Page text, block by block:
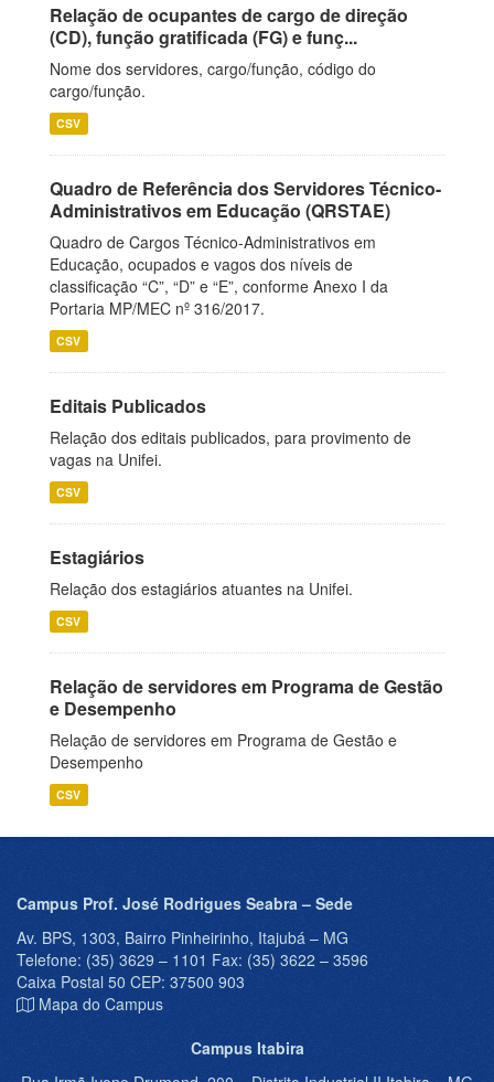
Relação de ocupantes de cargo de direção
(CD), função gratificada (FG) e funç...
Nome dos servidores, cargo/função, código do
cargo/função.
CSV
Quadro de Referência dos Servidores Técnico-
Administrativos em Educação (QRSTAE)
Quadro de Cargos Técnico-Administrativos em
Educação, ocupados e vagos dos níveis de
classificação “C”, “D” e “E”, conforme Anexo I da
Portaria MP/MEC nº 316/2017.
CSV
Editais Publicados
Relação dos editais publicados, para provimento de
vagas na Unifei.
CSV
Estagiários
Relação dos estagiários atuantes na Unifei.
CSV
Relação de servidores em Programa de Gestão
e Desempenho
Relação de servidores em Programa de Gestão e
Desempenho
CSV
Campus Prof. José Rodrigues Seabra – Sede
Av. BPS, 1303, Bairro Pinheirinho, Itajubá – MG
Telefone: (35) 3629 – 1101 Fax: (35) 3622 – 3596
Caixa Postal 50 CEP: 37500 903
Mapa do Campus
Campus Itabira